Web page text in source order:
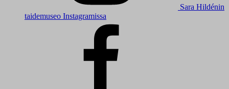
Sara Hildénin
taidemuseo Instagramissa